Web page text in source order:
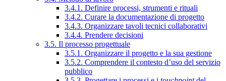
3.4.1. Definire processi, strumenti e rituali
3.4.2. Curare la documentazione di progetto
3.4.3. Organizzare tavoli tecnici collaborativi
3.4.4. Prendere decisioni
3.5. Il processo progettuale
3.5.1. Organizzare il progetto e la sua gestione
3.5.2. Comprendere il contesto d’uso del servizio
pubblico